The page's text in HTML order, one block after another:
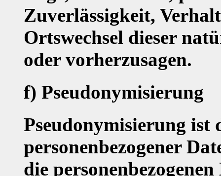
Zuverlässigkeit,
Ortswechsel dieser
oder vorherzusagen.
f) Pseudonymisierung
Pseudonymisierung ist
personenbezogener
die